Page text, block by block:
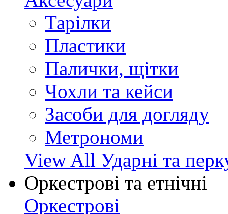
Тарілки
Пластики
Палички, щітки
Чохли та кейси
Засоби для догляду
Метрономи
View All Ударні та
Оркестрові та етнічні
Оркестрові